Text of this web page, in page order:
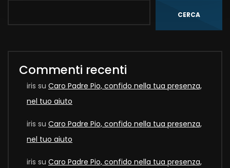
CERCA
Commenti recenti
iris su Caro Padre Pio, confido nella tua presenza,
nel tuo aiuto
iris su Caro Padre Pio, confido nella tua presenza,
nel tuo aiuto
iris su Caro Padre Pio, confido nella tua presenza,